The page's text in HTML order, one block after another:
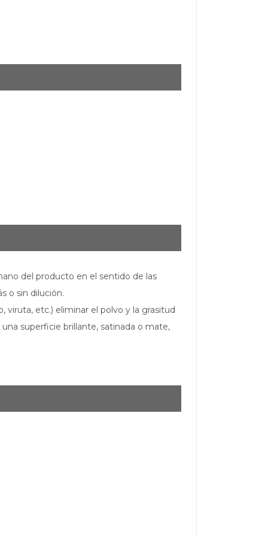
del producto en el sentido de las
o sin dilución.
etc.) eliminar el polvo y la grasitud
superficie brillante, satinada o mate,